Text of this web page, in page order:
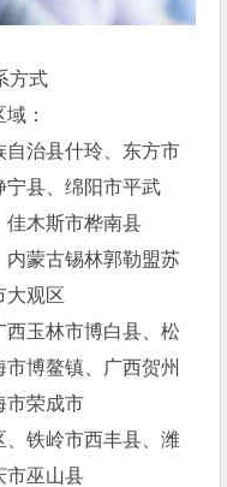
方式
：
自治县什玲、东方市
宁县、绵阳市平武
佳木斯市桦南县
内蒙古锡林郭勒盟苏
大观区
西玉林市博白县、松
博鳌镇、广西贺州
市荣成市
、铁岭市西丰县、潍
市巫山县